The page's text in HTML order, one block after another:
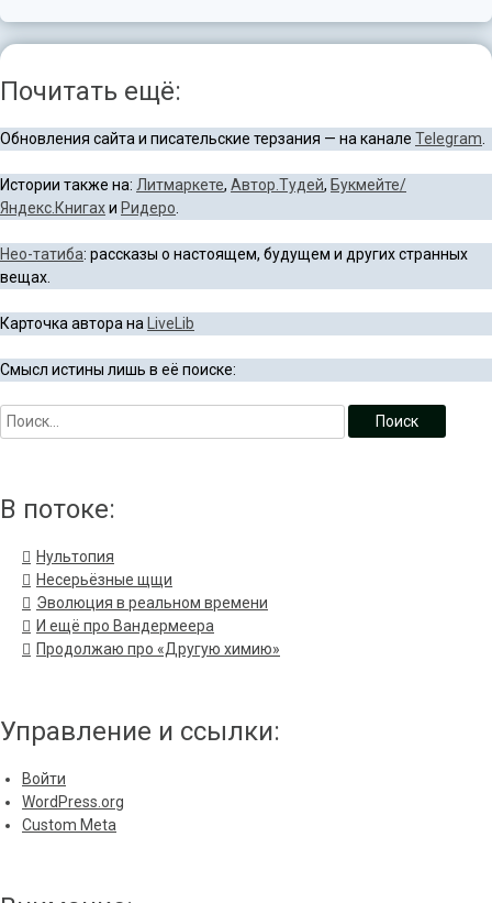
Почитать ещё:
Обновления сайта и писательские терзания — на канале Telegram
Истории также на: Литмаркете, Автор.Тудей, Букмейте/
Яндекс.Книгахи Ридеро
Нео-татиба: рассказы о настоящем, будущем и других странных
вещах.
Карточка автора на LiveLib
Смысл истины лишь в её поиске:
В потоке:
Нультопия
Несерьёзные щщи
Эволюция в реальном времени
И ещё про Вандермеера
Продолжаю про «Другую химию»
Управление и ссылки:
Войти
WordPress.org
Custom Meta